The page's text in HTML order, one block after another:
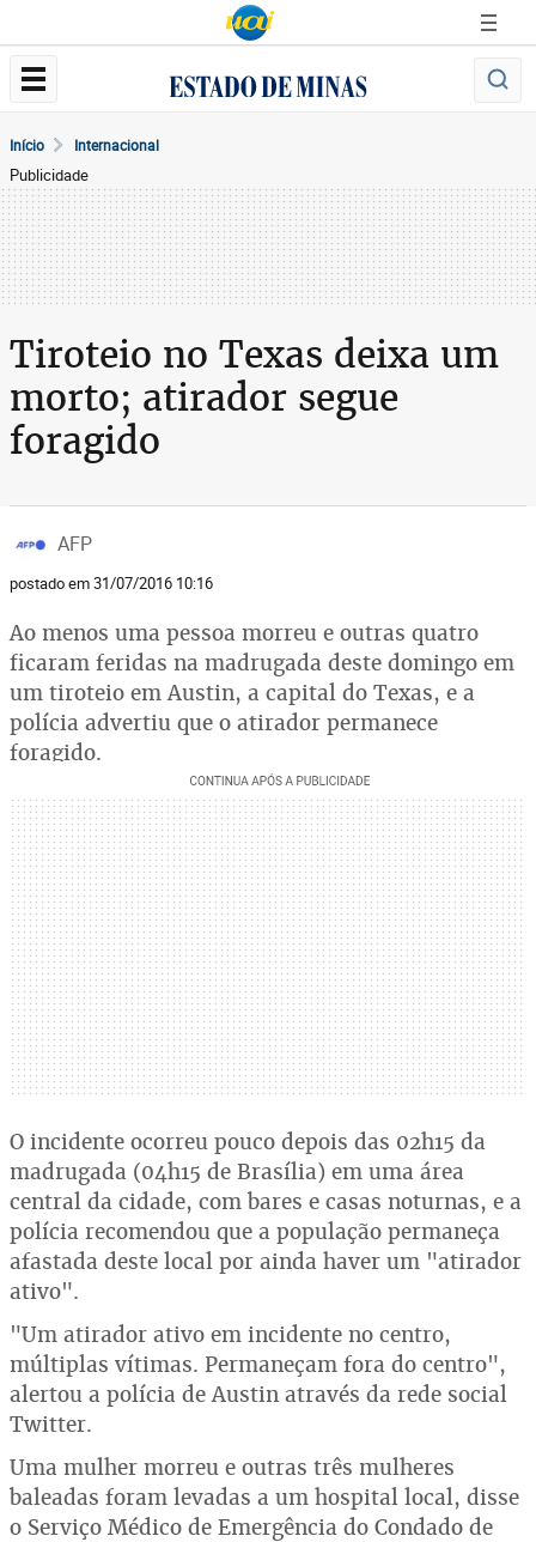
Início Internacional
Publicidade
Tiroteio no Texas deixa um
morto; atirador segue
foragido
AFP
postado em 31/07/2016 10:16
Ao menos uma pessoa morreu e outras quatro
ficaram feridas na madrugada deste domingo em
um tiroteio em Austin, a capital do Texas, e a
polícia advertiu que o atirador permanece
foragido.
O incidente ocorreu pouco depois das 02h15 da
madrugada (04h15 de Brasília) em uma área
central da cidade, com bares e casas noturnas, e a
polícia recomendou que a população permaneça
afastada deste local por ainda haver um "atirador
ativo".
"Um atirador ativo em incidente no centro,
múltiplas vítimas. Permaneçam fora do centro",
alertou a polícia de Austin através da rede social
Twitter.
Uma mulher morreu e outras três mulheres
baleadas foram levadas a um hospital local, disse
o Serviço Médico de Emergência do Condado de